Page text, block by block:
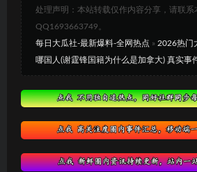
处理声明：本站转载仅作内容分享，请联系
QQ1693663749。
每日大瓜社-最新爆料-全网热点 » 2026热门
哪国人(谢霆锋国籍为什么是加拿大) 真实事